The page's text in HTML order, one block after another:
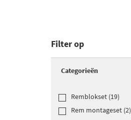
Filter op
Categorieën
Remblokset (19)
Rem montageset (2)